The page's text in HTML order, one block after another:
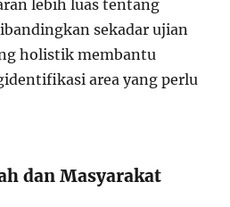
lebih luas tentang
sekadar ujian
holistik membantu
area yang perlu
dan Masyarakat